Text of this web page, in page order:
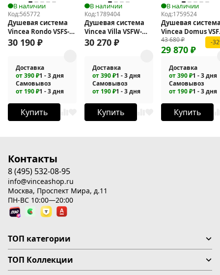
В наличии
Код:565772
Душевая система
Vincea Rondo VSFS-
1R1BG
30 190 ₽
Доставка
от 390 ₽1 - 3 дня
Самовывоз
от 190 ₽1 - 3 дня
Купить
В наличии
Код:1789404
Душевая система
Vincea Villa VSFW-
1VL3BG
30 270 ₽
Доставка
от 390 ₽1 - 3 дня
Самовывоз
от 190 ₽1 - 3 дня
Купить
В наличии
Код:1759524
Душевая
Vincea Domus
5DM1CH
43 680₽
29 870 ₽
-
Доставка
от 390 ₽1 - 3 дня
Самовывоз
от 190 ₽1 - 3 дня
Купить
Контакты
8 (495) 532-08-95
info@vinceashop.ru
Москва, Проспект Мира, д.11
ПН-ВС 10:00—20:00
ТОП категории
ТОП Коллекции